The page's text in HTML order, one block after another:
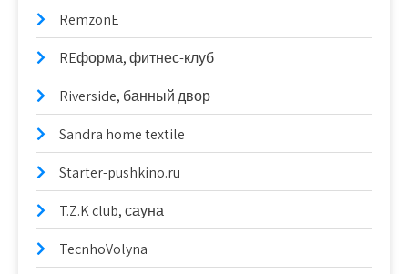
RemzonE
REформа, фитнес-клуб
Riverside, банный двор
Sandra home textile
Starter-pushkino.ru
T.Z.K club, сауна
TecnhoVolyna